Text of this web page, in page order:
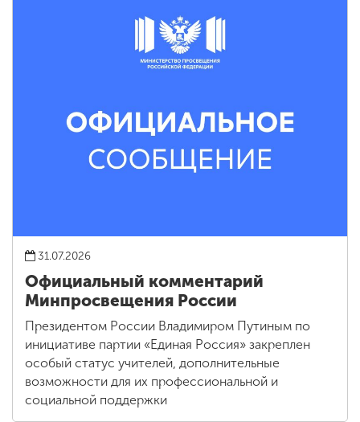
31.07.2026
Официальный комментарий
Минпросвещения России
Президентом России Владимиром Путиным по
инициативе партии «Единая Россия» закреплен
особый статус учителей, дополнительные
возможности для их профессиональной и
социальной поддержки